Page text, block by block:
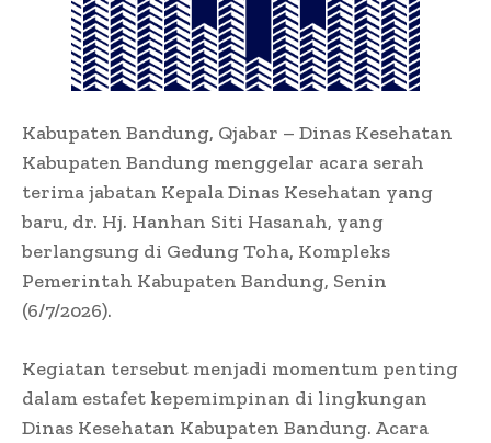
Kabupaten Bandung, Qjabar – Dinas Kesehatan
Kabupaten Bandung menggelar acara serah
terima jabatan Kepala Dinas Kesehatan yang
baru, dr. Hj. Hanhan Siti Hasanah, yang
berlangsung di Gedung Toha, Kompleks
Pemerintah Kabupaten Bandung, Senin
(6/7/2026).
Kegiatan tersebut menjadi momentum penting
dalam estafet kepemimpinan di lingkungan
Dinas Kesehatan Kabupaten Bandung. Acara